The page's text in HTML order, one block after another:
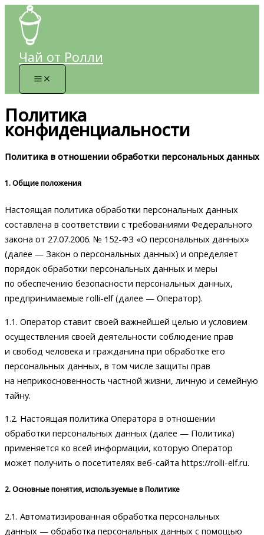
Перейти
содержимому
Чай от Ролли
Политика
конфиденциальности
Политика в отношении обработки персональных данных
1. Общие положения
Настоящая политика обработки персональных данных
составлена в соответствии с требованиями Федерального
закона от 27.07.2006. № 152-ФЗ «О персональных данных»
(далее — Закон о персональных данных) и определяет
порядок обработки персональных данных и меры
по обеспечению безопасности персональных данных,
предпринимаемые rolli-elf (далее — Оператор).
1.1. Оператор ставит своей важнейшей целью и условием
осуществления своей деятельности соблюдение прав
и свобод человека и гражданина при обработке его
персональных данных, в том числе защиты прав
на неприкосновенность частной жизни, личную и семейную
тайну.
1.2. Настоящая политика Оператора в отношении
обработки персональных данных (далее — Политика)
применяется ко всей информации, которую Оператор
может получить о посетителях веб-сайта https://rolli-elf.ru.
2. Основные понятия, используемые в Политике
2.1. Автоматизированная обработка персональных
данных — обработка персональных данных с помощью